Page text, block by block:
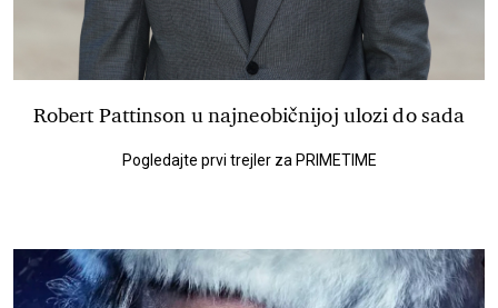
Robert Pattinson u najneobičnijoj ulozi do sada
Pogledajte prvi trejler za PRIMETIME